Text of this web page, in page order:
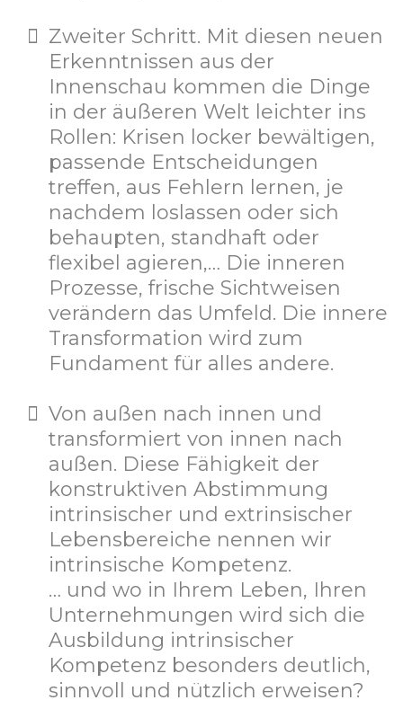
Zweiter Schritt. Mit diesen neuen
Erkenntnissen aus der
Innenschau kommen die Dinge
in der äußeren Welt leichter ins
Rollen: Krisen locker bewältigen,
passende Entscheidungen
treffen, aus Fehlern lernen, je
nachdem loslassen oder sich
behaupten, standhaft oder
flexibel agieren,… Die inneren
Prozesse, frische Sichtweisen
verändern das Umfeld. Die innere
Transformation wird zum
Fundament für alles andere.
Von außen nach innen und
transformiert von innen nach
außen. Diese Fähigkeit der
konstruktiven Abstimmung
intrinsischer und extrinsischer
Lebensbereiche nennen wir
intrinsische Kompetenz.
… und wo in Ihrem Leben, Ihren
Unternehmungen wird sich die
Ausbildung intrinsischer
Kompetenz besonders deutlich,
sinnvoll und nützlich erweisen?